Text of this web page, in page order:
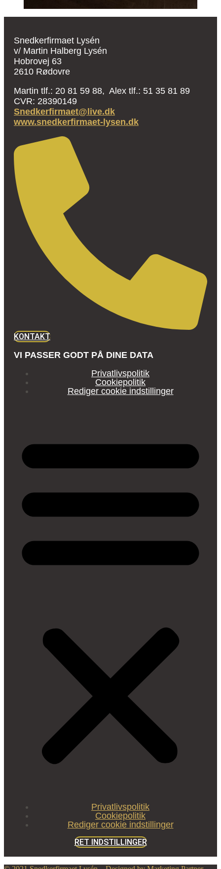
Snedkerfirmaet Lysén
v/ Martin Halberg Lysén
Hobrovej 63
2610 Rødovre
Martin tlf.: 20 81 59 88, Alex tlf.: 51 35 81 89
CVR: 28390149
Snedkerfirmaet@live.dk
www.snedkerfirmaet-lysen.dk
KONTAKT
VI PASSER GODT PÅ DINE DATA
Privatlivspolitik
Cookiepolitik
Rediger cookie indstillinger
Privatlivspolitik
Cookiepolitik
Rediger cookie indstillinger
RET INDSTILLINGER